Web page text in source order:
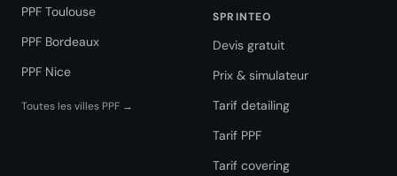
PPF Toulouse
PPF Bordeaux
PPF Nice
Toutes les villes PPF →
SPRINTEO
Devis gratuit
Prix & simulateur
Tarif detailing
Tarif PPF
Tarif covering